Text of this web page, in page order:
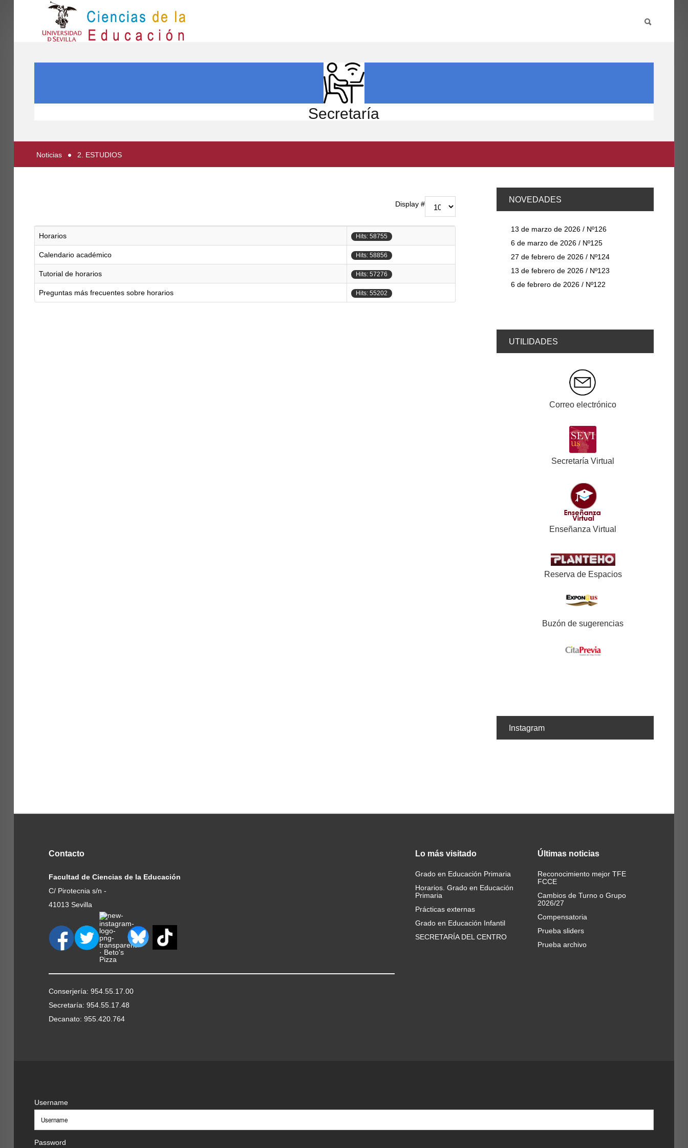
PARTICIPA
Secretaría
Noticias 2. ESTUDIOS
Display #
Horarios Hits: 58755
Calendario académico Hits: 58856
Tutorial de horarios Hits: 57276
Preguntas más frecuentes sobre horarios Hits: 55202
NOVEDADES
13 de marzo de 2026 / Nº126
6 de marzo de 2026 / Nº125
27 de febrero de 2026 / Nº124
13 de febrero de 2026 / Nº123
6 de febrero de 2026 / Nº122
UTILIDADES
Correo electrónico
Secretaría Virtual
Enseñanza Virtual
Reserva de Espacios
Buzón de sugerencias
Instagram
Contacto
Facultad de Ciencias de la Educación
C/ Pirotecnia s/n -
41013 Sevilla
Conserjería: 954.55.17.00
Secretaría: 954.55.17.48
Decanato: 955.420.764
Lo más visitado
Grado en Educación Primaria
Horarios. Grado en Educación
Primaria
Prácticas externas
Grado en Educación Infantil
SECRETARÍA DEL CENTRO
Últimas noticias
Reconocimiento mejor TFE
FCCE
Cambios de Turno o Grupo
2026/27
Compensatoria
Prueba sliders
Prueba archivo
Username
Password